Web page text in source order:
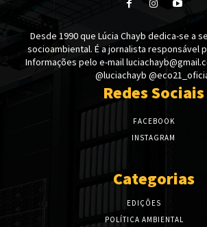
Desde 1990 que Lúcia Chayb dedica-se a
socioambiental. É a jornalista responsável
Informações pelo e-mail
@luciachayb
Redes Sociais
FACEBOOK
INSTAGRAM
Categorias
EDIÇÕES
POLÍTICA AMBIENTAL